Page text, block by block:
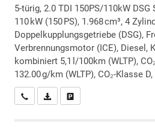
5-türig, 2.0 TDI 150PS/110kW DSG
110 kW (150 PS), 1.968 cm³, 4
Doppelkupplungsgetriebe (DSG),
Verbrennungsmotor (ICE), Diesel,
kombiniert 5,1 l/100km (WLTP),
132.00 g/km (WLTP), CO₂-Klasse
Wir rufen Sie anPDF-Datei, Fahrzeugexposé